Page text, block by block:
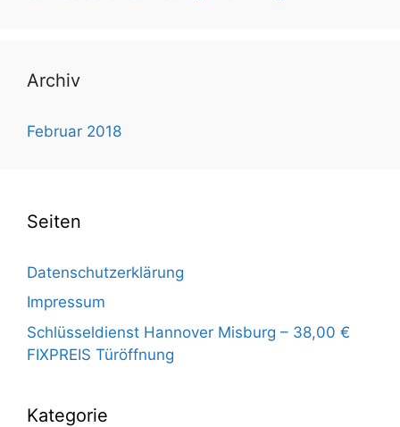
Archiv
Februar 2018
Seiten
Datenschutzerklärung
Impressum
Schlüsseldienst Hannover Misburg – 38,00 €
FIXPREIS Türöffnung
Kategorie